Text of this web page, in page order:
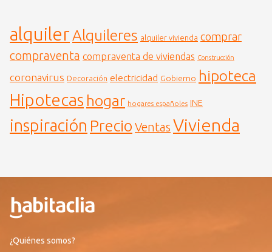
alquilerAlquileres alquiler vivienda comprar
compraventa compraventa de viviendas Construcción
coronavirus Decoración electricidad Gobierno hipoteca
Hipotecas hogar hogares españoles INE
inspiración Precio Ventas Vivienda
¿Quiénes somos?